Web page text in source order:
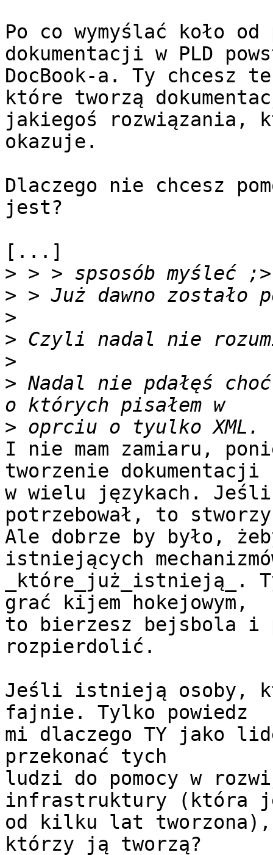
Po co wymyślać koło od
dokumentacji w PLD
DocBook-a. Ty chcesz
które tworzą
jakiegoś
okazuje.
Dlaczego nie chcesz
jest?
[...]
>
>
>
>
>
> Nadal nie pdałęś
>
I nie mam zamiaru,
tworzenie dokumentacji
w wielu językach.
potrzebował, to
Ale dobrze by było,
istniejących
_które_już_istnieją_.
grać kijem hokejowym,
to bierzesz bejsbola i
rozpierdolić.
Jeśli istnieją osoby,
fajnie. Tylko powiedz
mi dlaczego TY jako
przekonać tych
ludzi do pomocy w
infrastruktury (która
od kilku lat tworzona),
którzy ją tworzą?